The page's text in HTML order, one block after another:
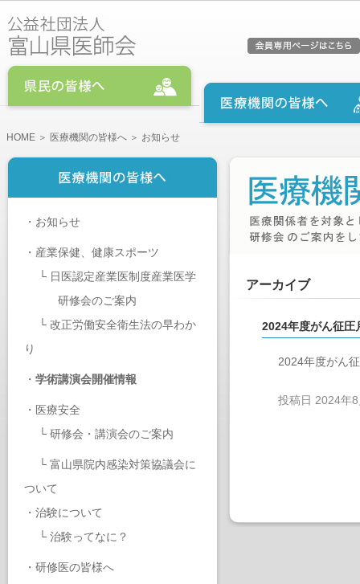
HOME ＞ 医療機関の皆様へ ＞ お知らせ
・ お知らせ
・ 産業保健、健康スポーツ
└ 日医認定産業医制度産業医学
研修会のご案内
└ 改正労働安全衛生法の早わか
り
・ 学術講演会開催情報
・ 医療安全
└ 研修会・講演会のご案内
└ 富山県院内感染対策協議会に
ついて
・ 治験について
└ 治験ってなに？
・ 研修医の皆様へ
アーカイブ
2024年度がん征圧
2024年度がん
投稿日 2024年